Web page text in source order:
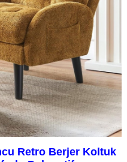
Retro Berjer Koltuk